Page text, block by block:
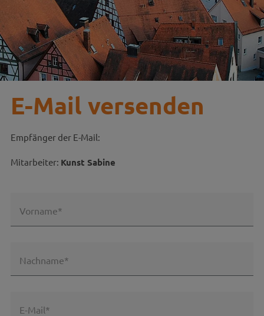
E-Mail versenden
Empfänger der E-Mail:
Mitarbeiter: Kunst Sabine
Vorname*
Nachname*
E-Mail*